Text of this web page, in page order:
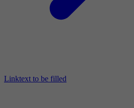
Linktext to be filled